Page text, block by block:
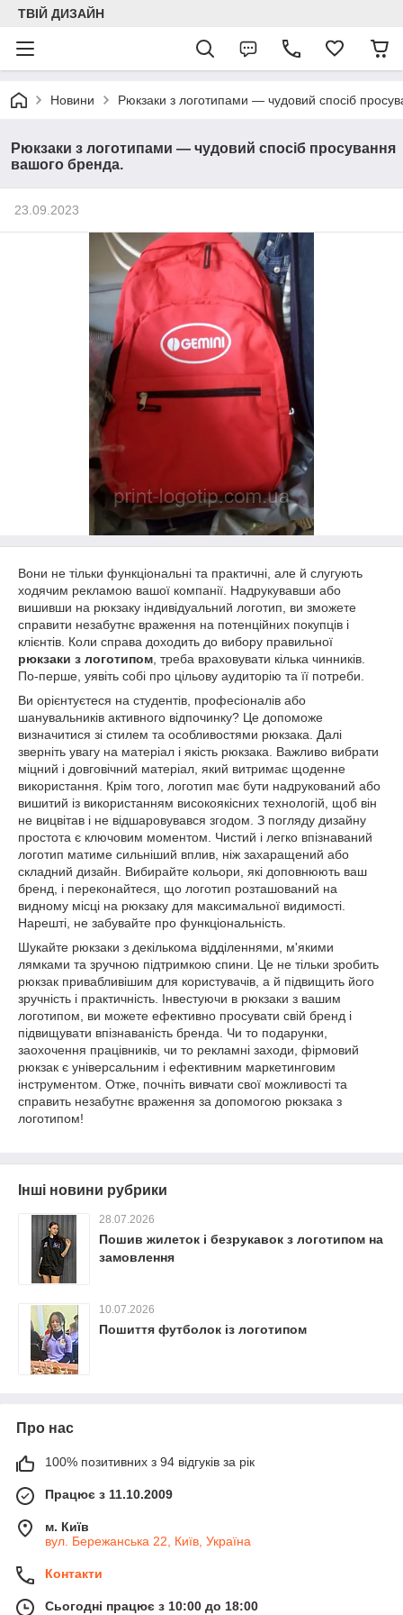
ТВІЙ ДИЗАЙН
Новини Рюкзаки з логотипами — чудовий спосіб
Рюкзаки з логотипами — чудовий спосіб просування
вашого бренда.
23.09.2023
Вони не тільки функціональні та практичні, але й слугують
ходячим рекламою вашої компанії. Надрукувавши або
вишивши на рюкзаку індивідуальний логотип, ви зможете
справити незабутнє враження на потенційних покупців і
клієнтів. Коли справа доходить до вибору правильної
рюкзаки з логотипом , треба враховувати кілька чинників.
По-перше, уявіть собі про цільову аудиторію та її потреби.
Ви орієнтуєтеся на студентів, професіоналів або
шанувальників активного відпочинку? Це допоможе
визначитися зі стилем та особливостями рюкзака. Далі
зверніть увагу на матеріал і якість рюкзака. Важливо вибрати
міцний і довговічний матеріал, який витримає щоденне
використання. Крім того, логотип має бути надрукований або
вишитий із використанням високоякісних технологій, щоб він
не вицвітав і не відшаровувався згодом. З погляду дизайну
простота є ключовим моментом. Чистий і легко впізнаваний
логотип матиме сильніший вплив, ніж захаращений або
складний дизайн. Вибирайте кольори, які доповнюють ваш
бренд, і переконайтеся, що логотип розташований на
видному місці на рюкзаку для максимальної видимості.
Нарешті, не забувайте про функціональність.
Шукайте рюкзаки з декількома відділеннями, м'якими
лямками та зручною підтримкою спини. Це не тільки зробить
рюкзак привабливішим для користувачів, а й підвищить його
зручність і практичність. Інвестуючи в рюкзаки з вашим
логотипом, ви можете ефективно просувати свій бренд і
підвищувати впізнаваність бренда. Чи то подарунки,
заохочення працівників, чи то рекламні заходи, фірмовий
рюкзак є універсальним і ефективним маркетинговим
інструментом. Отже, почніть вивчати свої можливості та
справить незабутнє враження за допомогою рюкзака з
логотипом!
Інші новини рубрики
28.07.2026
Пошив жилеток і безрукавок з логотипом на
замовлення
10.07.2026
Пошиття футболок із логотипом
Про нас
100% позитивних з 94 відгуків за рік
Працює з 11.10.2009
м. Київ
вул. Бережанська 22, Київ, Україна
Контакти
Сьогодні працює з 10:00 до 18:00